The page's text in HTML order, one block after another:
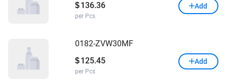
$ 136.36
per Pcs
Add
0182-ZVW30MF
$ 125.45
per Pcs
Add